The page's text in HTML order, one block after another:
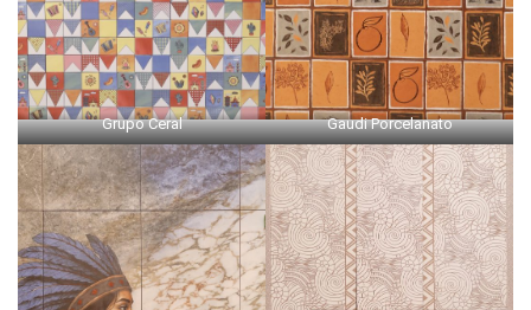
Grupo Ceral Gaudi Porcelanato